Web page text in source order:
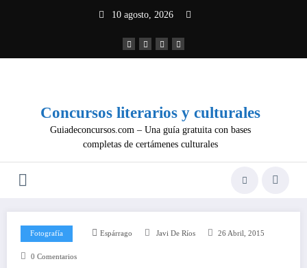
10 agosto, 2026
Concursos literarios y culturales
Guiadeconcursos.com – Una guía gratuita con bases
completas de certámenes culturales
Fotografía Espárrago Javi De Ríos 26 Abril, 2015
0 Comentarios